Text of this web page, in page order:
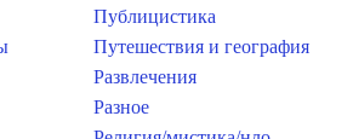
Публицистика
Путешествия и география
Развлечения
Разное